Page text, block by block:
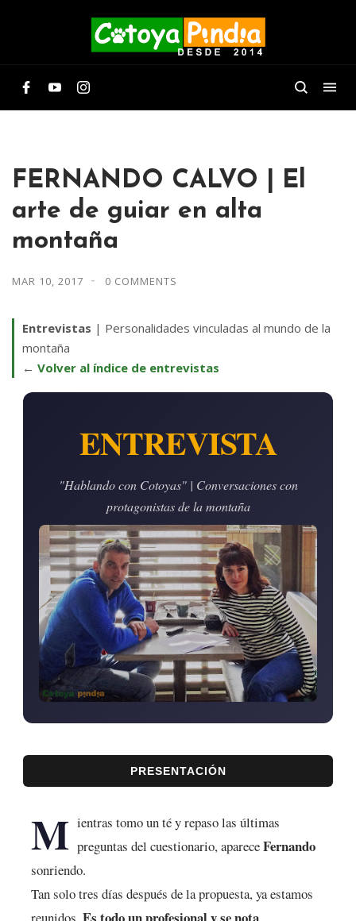
FERNANDO CALVO | El
arte de guiar en alta
montaña
MAR 10, 2017 0 COMMENTS
Entrevistas | Personalidades vinculadas al mundo de la
montaña
← Volver al índice de entrevistas
ENTREVISTA
"Hablando con Cotoyas" | Conversaciones con
protagonistas de la montaña
PRESENTACIÓN
M ientras tomo un té y repaso las últimas
preguntas del cuestionario, apareceFernando
sonriendo.
Tan solo tres días después de la propuesta, ya estamos